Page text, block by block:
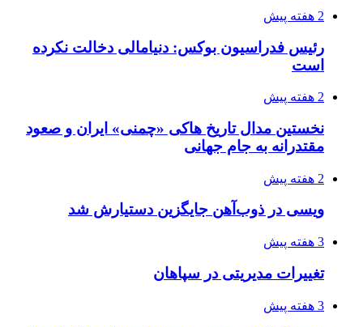
2 هفته پیش
رئیس فدراسیون بوکس: دنیامالی دخالت نکرده
است
2 هفته پیش
نخستین مدال تاریخ هاکی «چمنی» ایران و صعود
مقتدرانه به جام جهانی
2 هفته پیش
ویسی در ذوب‌آهن جایگزین دستیارش شد
3 هفته پیش
تغییرات مدیریتی در سپاهان
3 هفته پیش